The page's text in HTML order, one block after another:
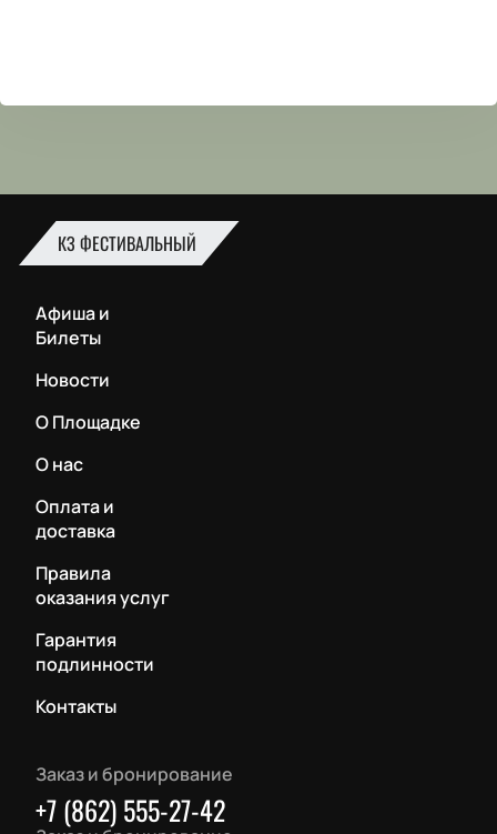
КЗ ФЕСТИВАЛЬНЫЙ
Афиша и
Билеты
Новости
О Площадке
О нас
Оплата и
доставка
Правила
оказания услуг
Гарантия
подлинности
Контакты
Заказ и бронирование
+7 (862) 555-27-42